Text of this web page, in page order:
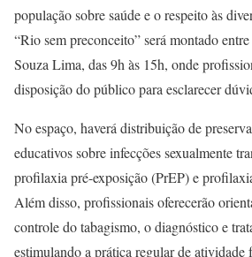
população sobre saúde e o respeito às
“Rio sem preconceito” será montado
Souza Lima, das 9h às 15h, onde
disposição do público para esclarecer
No espaço, haverá distribuição de
educativos sobre infecções sexualmente
profilaxia pré-exposição (PrEP) e
Além disso, profissionais oferecerão
controle do tabagismo, o diagnóstico e
estimulando a prática regular de atividade